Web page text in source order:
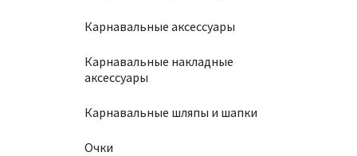
Карнавальные аксессуары
Карнавальные накладные
аксессуары
Карнавальные шляпы и шапки
Очки